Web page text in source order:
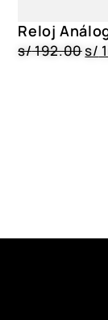
Reloj
s/192.00s/